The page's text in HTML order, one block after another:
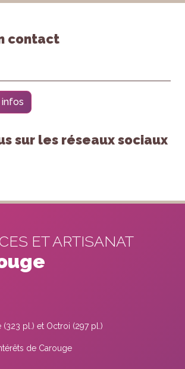
contact
sur les réseaux sociaux
ET ARTISANAT
(323 pl.) et Octroi (297 pl.)
de Carouge